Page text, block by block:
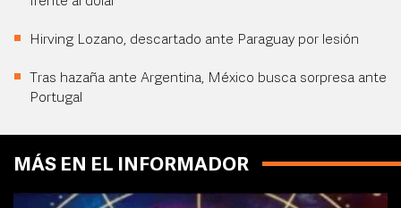
Hirving Lozano, descartado ante Paraguay por lesión
Tras hazaña ante Argentina, México busca sorpresa ante
Portugal
MÁS EN EL INFORMADOR